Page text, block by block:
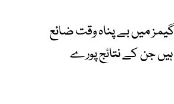
میں بے پناہ وقت ضائع
جن کے نتائج پورے